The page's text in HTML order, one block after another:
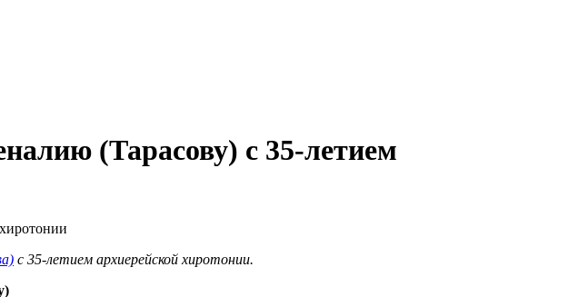
(Тарасову) с 35-летием
с 35-летием архиерейской хиротонии.